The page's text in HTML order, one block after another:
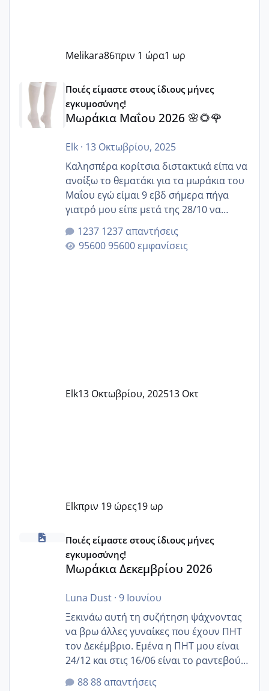
Melikara86πριν 1 ώρα1 ωρ
Μωράκια Μαΐου 2026 🌸🌻🌹
Ποιές είμαστε στους ίδιους μήνες
εγκυμοσύνης!
Μωράκια Μαΐου 2026 🌸🌻🌹
Elk· 13 Οκτωβρίου, 2025
Καλησπέρα κορίτσια διστακτικά είπα να
ανοίξω το θεματάκι για τα μωράκια του
Μαΐου εγώ είμαι 9 εβδ σήμερα πήγα
γιατρό μου είπε μετά της 28/10 να
κλείσω ραντεβού για την αυχενική είναι
καμιά άλλη κοπέλα να γεννάει Μάιο ;;
1237 απαντήσεις
95600 εμφανίσεις
Elk13 Οκτωβρίου, 202513 Οκτ
Elkπριν 19 ώρες19 ωρ
Μωράκια Δεκεμβρίου 2026
Ποιές είμαστε στους ίδιους μήνες
εγκυμοσύνης!
Μωράκια Δεκεμβρίου 2026
Luna Dust· 9 Ιουνίου
Ξεκινάω αυτή τη συζήτηση ψάχνοντας
να βρω άλλες γυναίκες που έχουν ΠΗΤ
τον Δεκέμβριο. Εμένα η ΠΗΤ μου είναι
24/12 και στις 16/06 είναι το ραντεβού
της αυχενικής διαφάνειας. Έχω αρκετό
88 απαντήσεις